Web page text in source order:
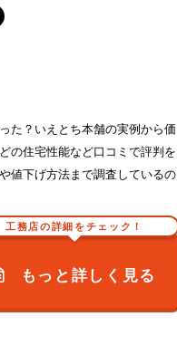
た？いえとち本舗の実例から価
の住宅性能など口コミで評判を
値下げ方法まで調査しているの
工務店の詳細をチェック！
もっと詳しく見る